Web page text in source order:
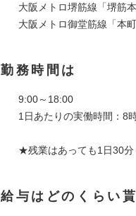
大阪メトロ堺筋線「堺筋
大阪メトロ御堂筋線「本
勤務時間は
9:00～18:00
1日あたりの実働時間：8
★残業はあっても1日30分
給与はどのくらい